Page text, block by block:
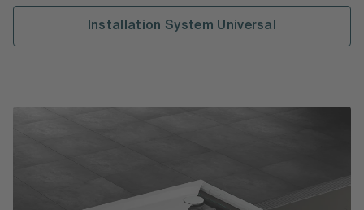
Installation System Universal